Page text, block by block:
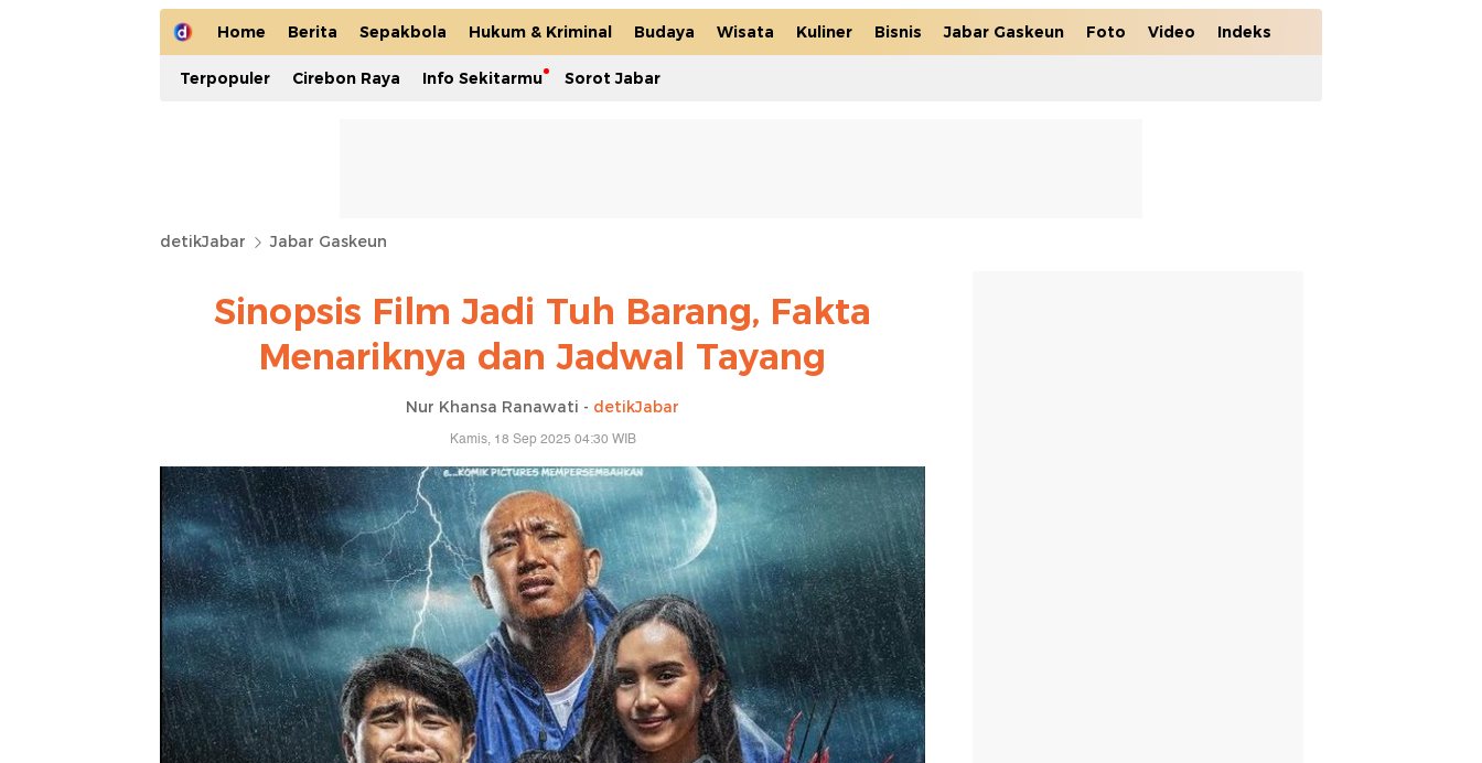
Home Berita Sepakbola Hukum & Kriminal Budaya Wisata Kuliner Bisnis Jabar Gaskeun Foto Video Indeks
Terpopuler Cirebon Raya Info Sekitarmu Sorot Jabar
detikJabar Jabar Gaskeun
Sinopsis Film Jadi Tuh Barang, Fakta
Menariknya dan Jadwal Tayang
Nur Khansa Ranawati - detikJabar
Kamis, 18 Sep 2025 04:30 WIB